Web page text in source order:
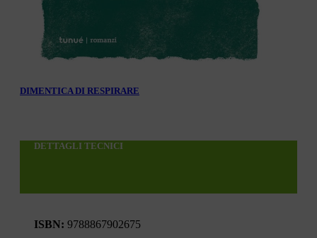
DIMENTICA DI RESPIRARE
DETTAGLI TECNICI
ISBN: 9788867902675